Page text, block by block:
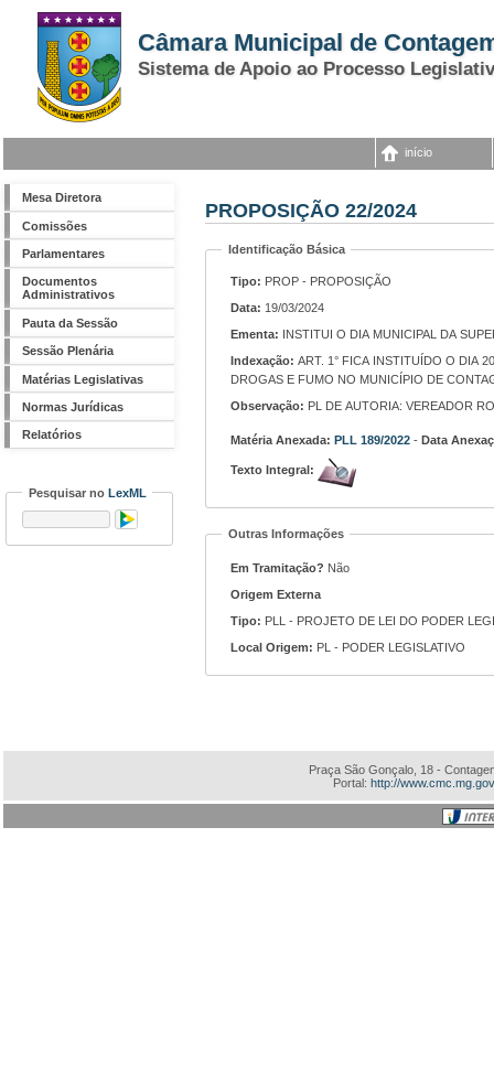
Câmara Municipal de
Sistema de Apoio ao Processo
início
Mesa Diretora
Comissões
Parlamentares
Documentos
Administrativos
Pauta da Sessão
Sessão Plenária
Matérias Legislativas
Normas Jurídicas
Relatórios
Pesquisar no LexML
PROPOSIÇÃO 22/2024
Identificação Básica
Tipo: PROP - PROPOSIÇÃO
Data: 19/03/2024
Ementa:
INSTITUI O DIA MUNICIPAL DA
Indexação:
DROGAS E FUMO NO MUNICÍPIO DE
Observação: PL DE AUTORIA: VEREADOR
Matéria Anexada: PLL 189/2022- Data
Texto Integral:
Outras Informações
Em Tramitação? Não
Origem Externa
Tipo: PLL - PROJETO DE LEI DO PODER
Local Origem: PL - PODER LEGISLATIVO
Praça São Gonçalo, 18 -
Portal: http://